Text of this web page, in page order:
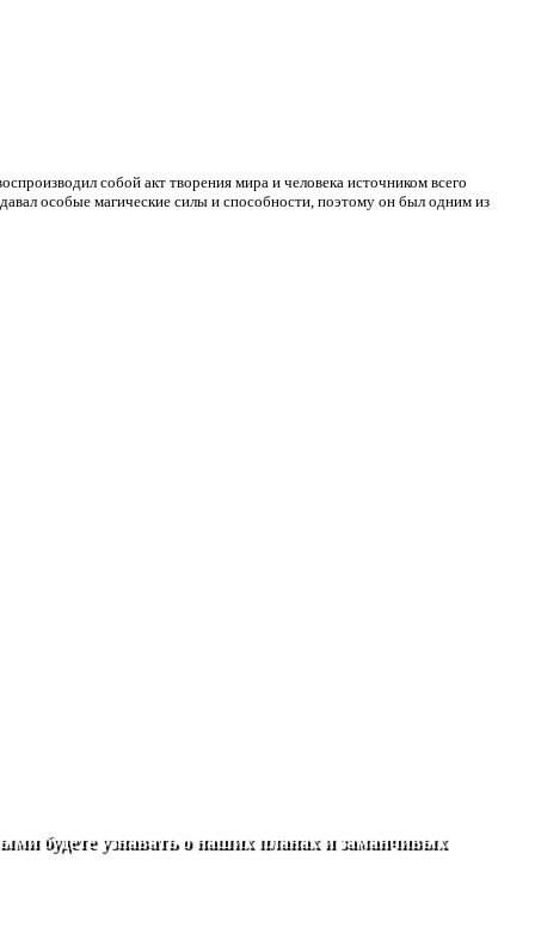
собой акт творения мира и человека источником всего
особые магические силы и способности, поэтому он был одним из
будете узнавать о наших планах и заманчивых